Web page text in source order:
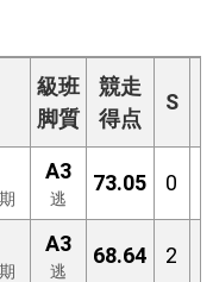
級班
脚質
競走
得点
S
A3
逃
73.05 0
A3
逃
68.64 2